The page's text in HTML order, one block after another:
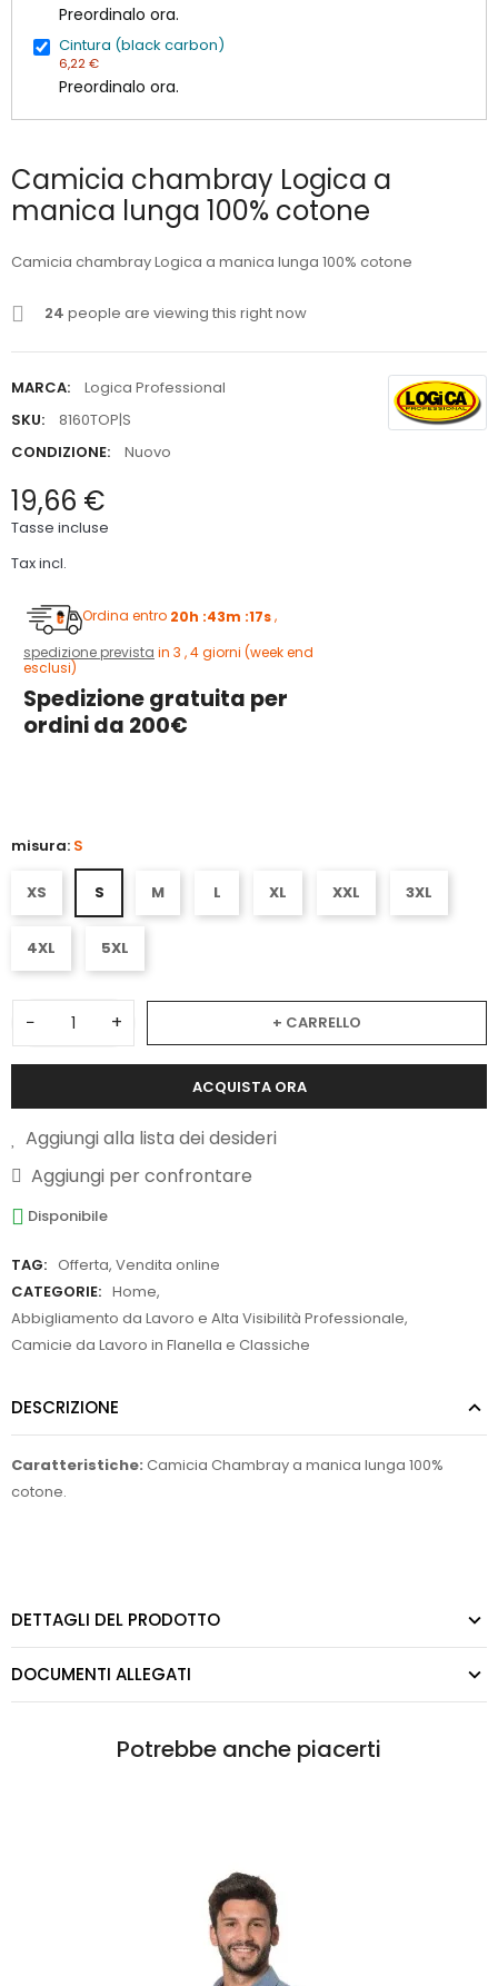
Preordinalo ora.
Cintura (black carbon)
6,22 €
Preordinalo ora.
Camicia chambray Logica a
manica lunga 100% cotone
Camicia chambray Logica a manica lunga 100% cotone
24 people are viewing this right now
MARCA:
Logica Professional
SKU:
8160TOP|S
CONDIZIONE:
Nuovo
19,66 €
Tasse incluse
Tax incl.
Ordina entro 20h :43m :16s,
spedizione prevista in 3 , 4 giorni (week end
esclusi)
Spedizione gratuita per
ordini da 200€
misura: S
XS S M L XL XXL 3XL
4XL 5XL
− + + CARRELLO
ACQUISTA ORA
Aggiungi alla lista dei desideri
Aggiungi per confrontare
Disponibile
TAG: Offerta, Vendita online
CATEGORIE: Home,
Abbigliamento da Lavoro e Alta Visibilità Professionale,
Camicie da Lavoro in Flanella e Classiche
DESCRIZIONE
Caratteristiche: Camicia Chambray a manica lunga 100%
cotone.
DETTAGLI DEL PRODOTTO
DOCUMENTI ALLEGATI
Potrebbe anche piacerti